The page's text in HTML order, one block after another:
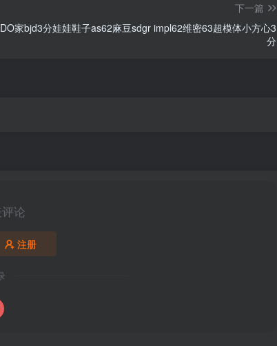
下一篇
DO家bjd3分娃娃鞋子as62麻豆sdgr impl62维密63超模体小方心3
分
论
注册